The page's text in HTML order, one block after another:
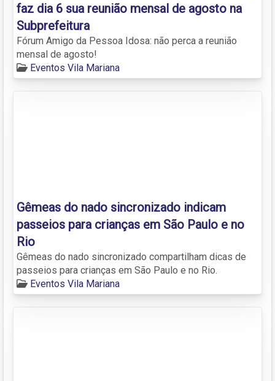
faz dia 6 sua reunião mensal de agosto na
Subprefeitura
Fórum Amigo da Pessoa Idosa: não perca a reunião
mensal de agosto!
Eventos Vila Mariana
Gêmeas do nado sincronizado indicam
passeios para crianças em São Paulo e no
Rio
Gêmeas do nado sincronizado compartilham dicas de
passeios para crianças em São Paulo e no Rio.
Eventos Vila Mariana